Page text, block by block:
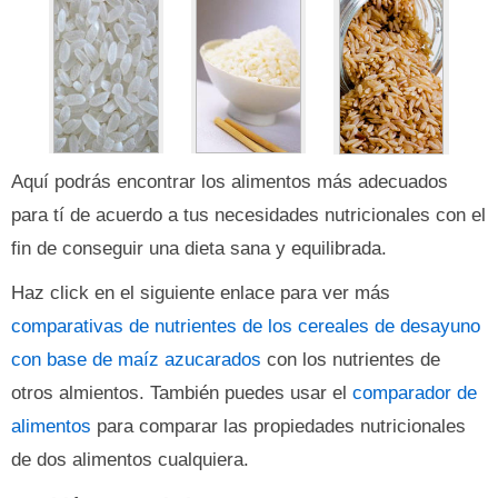
Aquí podrás encontrar los alimentos más adecuados
para tí de acuerdo a tus necesidades nutricionales con el
fin de conseguir una dieta sana y equilibrada.
Haz click en el siguiente enlace para ver más
comparativas de nutrientes de los cereales de desayuno
con base de maíz azucarados con los nutrientes de
otros almientos. También puedes usar el comparador de
alimentos para comparar las propiedades nutricionales
de dos alimentos cualquiera.